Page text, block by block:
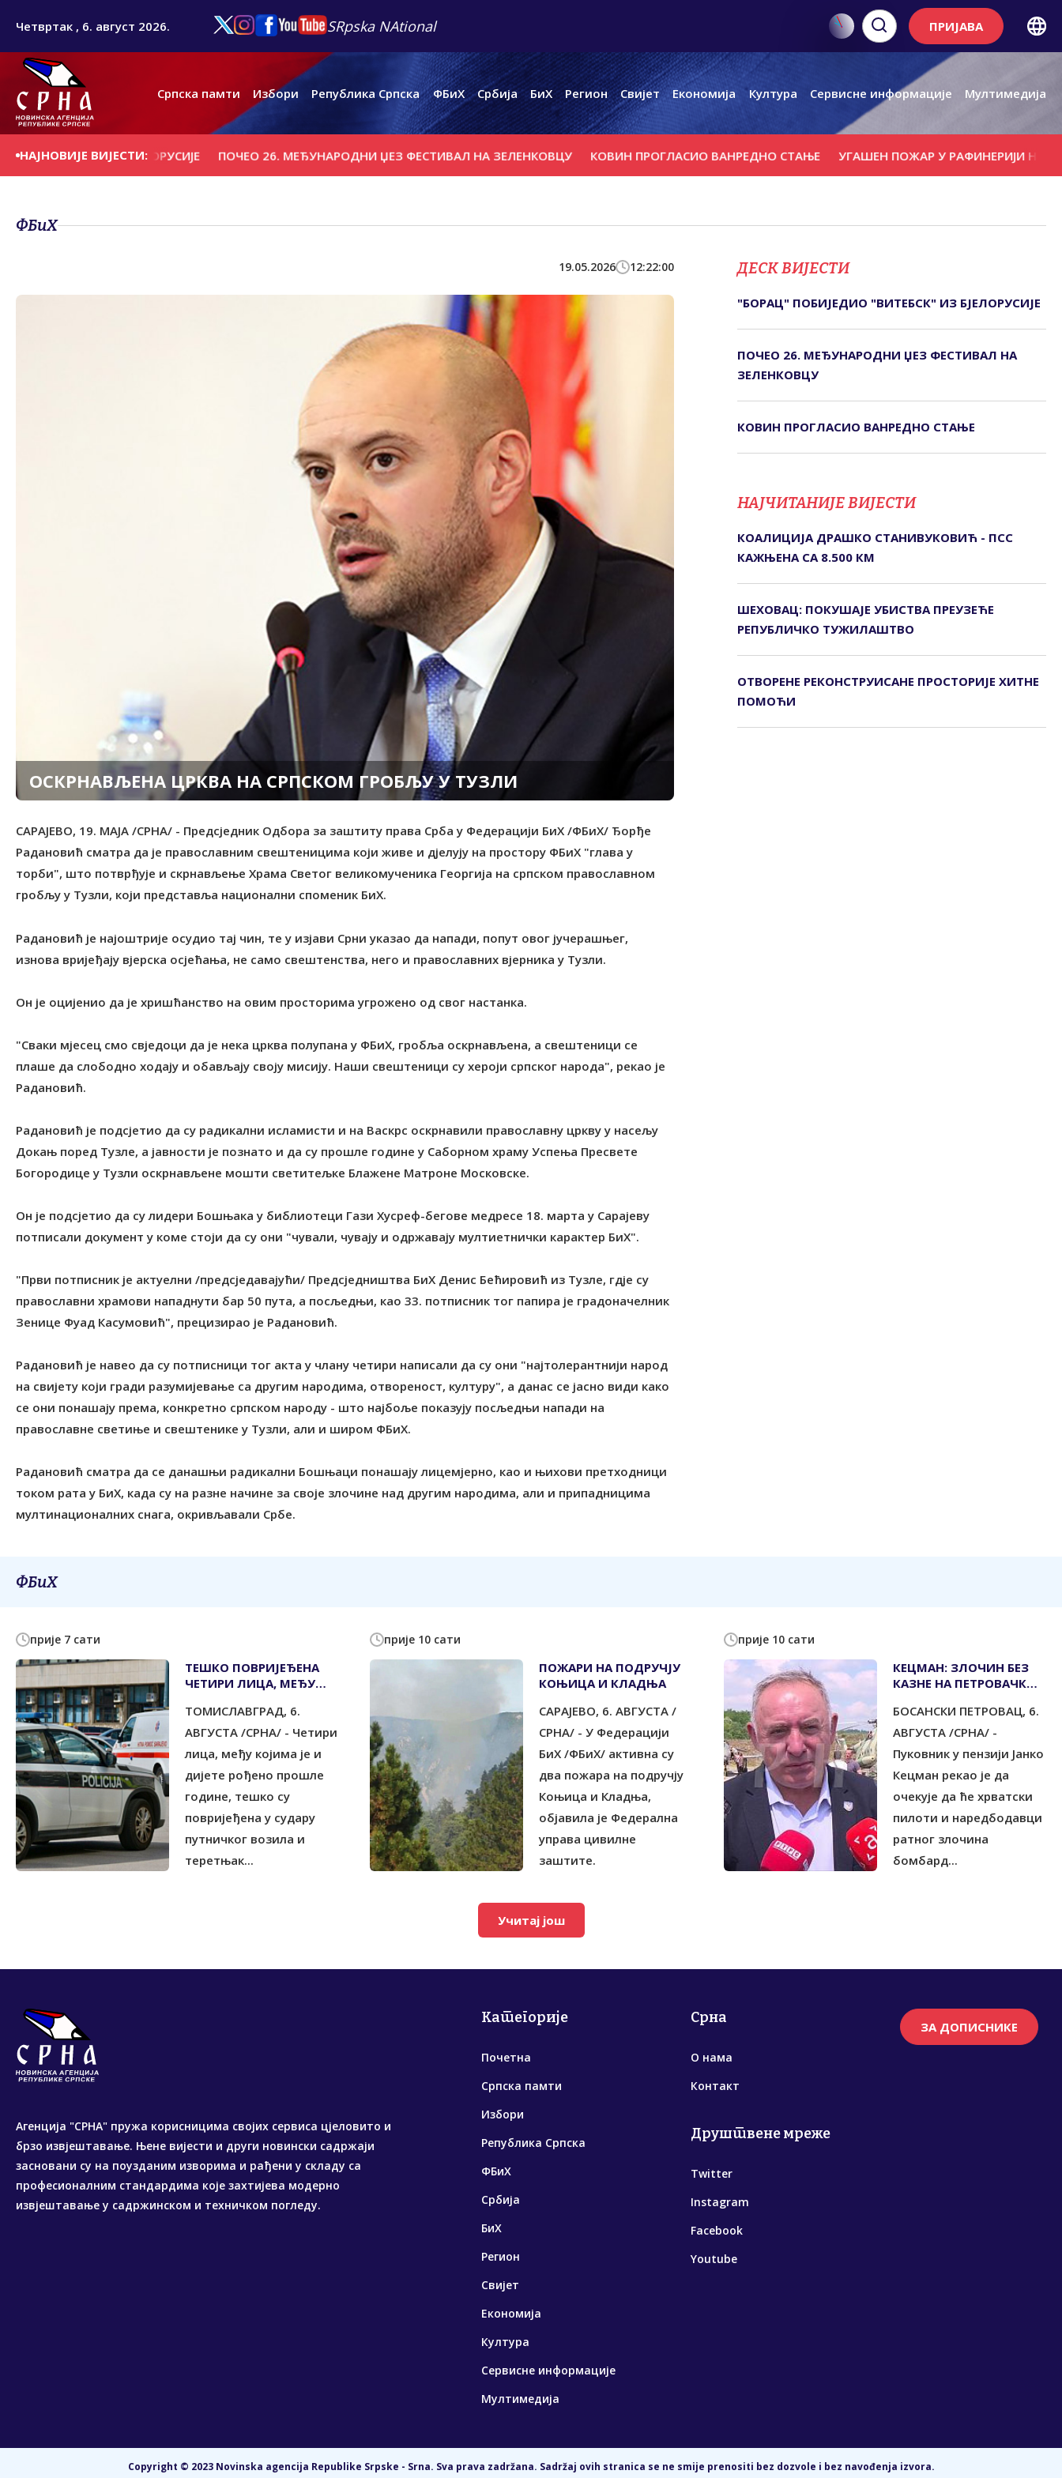
Четвртак , 6. август 2026. SRpska NAtional ПРИЈАВА
Српска памти Избори Република Српска ФБиХ Србија БиХ Регион Свијет Економија Култура Сервисне информације Мултимедија
НАЈНОВИЈЕ ВИЈЕСТИ:
ИЗ БЈЕЛОРУСИЈЕ ПОЧЕО 26. МЕЂУНАРОДНИ ЏЕЗ ФЕСТИВАЛ НА ЗЕЛЕНКОВЦУ КОВИН ПРОГЛАСИО ВАНРЕДНО СТАЊЕ УГАШЕН ПОЖАР У РАФИНЕРИЈИ НАФТЕ
ФБиХ
19.05.2026 12:22:00
ОСКРНАВЉЕНА ЦРКВА НА СРПСКОМ ГРОБЉУ У ТУЗЛИ
САРАЈЕВО, 19. МАЈА /СРНА/ - Предсједник Одбора за заштиту права Срба у Федерацији БиХ /ФБиХ/ Ђорђе
Радановић сматра да је православним свештеницима који живе и дјелују на простору ФБиХ "глава у
торби", што потврђује и скрнављење Храма Светог великомученика Георгија на српском православном
гробљу у Тузли, који представља национални споменик БиХ.
Радановић је најоштрије осудио тај чин, те у изјави Срни указао да напади, попут овог јучерашњег,
изнова вријеђају вјерска осјећања, не само свештенства, него и православних вјерника у Тузли.
Он је оцијенио да је хришћанство на овим просторима угрожено од свог настанка.
"Сваки мјесец смо свједоци да је нека црква полупана у ФБиХ, гробља оскрнављена, а свештеници се
плаше да слободно ходају и обављају своју мисију. Наши свештеници су хероји српског народа", рекао је
Радановић.
Радановић је подсјетио да су радикални исламисти и на Васкрс оскрнавили православну цркву у насељу
Докањ поред Тузле, а јавности је познато и да су прошле године у Саборном храму Успења Пресвете
Богородице у Тузли оскрнављене мошти светитељке Блажене Матроне Московске.
Он је подсјетио да су лидери Бошњака у библиотеци Гази Хусреф-бегове медресе 18. марта у Сарајеву
потписали документ у коме стоји да су они "чували, чувају и одржавају мултиетнички карактер БиХ".
"Први потписник је актуелни /предсједавајући/ Предсједништва БиХ Денис Бећировић из Тузле, гдје су
православни храмови нападнути бар 50 пута, а посљедњи, као 33. потписник тог папира је градоначелник
Зенице Фуад Касумовић", прецизирао је Радановић.
Радановић је навео да су потписници тог акта у члану четири написали да су они "најтолерантнији народ
на свијету који гради разумијевање са другим народима, отвореност, културу", а данас се јасно види како
се они понашају према, конкретно српском народу - што најбоље показују посљедњи напади на
православне светиње и свештенике у Тузли, али и широм ФБиХ.
Радановић сматра да се данашњи радикални Бошњаци понашају лицемјерно, као и њихови претходници
током рата у БиХ, када су на разне начине за своје злочине над другим народима, али и припадницима
мултинационалних снага, окривљавали Србе.
ДЕСК ВИЈЕСТИ
"БОРАЦ" ПОБИЈЕДИО "ВИТЕБСК" ИЗ БЈЕЛОРУСИЈЕ
ПОЧЕО 26. МЕЂУНАРОДНИ ЏЕЗ ФЕСТИВАЛ НА
ЗЕЛЕНКОВЦУ
КОВИН ПРОГЛАСИО ВАНРЕДНО СТАЊЕ
НАЈЧИТАНИЈЕ ВИЈЕСТИ
КОАЛИЦИЈА ДРАШКО СТАНИВУКОВИЋ - ПСС
КАЖЊЕНА СА 8.500 КМ
ШЕХОВАЦ: ПОКУШАЈЕ УБИСТВА ПРЕУЗЕЋЕ
РЕПУБЛИЧКО ТУЖИЛАШТВО
ОТВОРЕНЕ РЕКОНСТРУИСАНЕ ПРОСТОРИЈЕ ХИТНЕ
ПОМОЋИ
ФБиХ
прије 7 сати
ТЕШКО ПОВРИЈЕЂЕНА
ЧЕТИРИ ЛИЦА, МЕЂУ
ТОМИСЛАВГРАД, 6.
АВГУСТА /СРНА/ - Четири
лица, међу којима је и
дијете рођено прошле
године, тешко су
повријеђена у судару
путничког возила и
теретњак...
прије 10 сати
ПОЖАРИ НА ПОДРУЧЈУ
КОЊИЦА И КЛАДЊА
САРАЈЕВО, 6. АВГУСТА /
СРНА/ - У Федерацији
БиХ /ФБиХ/ активна су
два пожара на подручју
Коњица и Кладња,
објавила је Федерална
управа цивилне
заштите.
прије 10 сати
КЕЦМАН: ЗЛОЧИН БЕЗ
КАЗНЕ НА ПЕТРОВАЧКОЈ
НОВОГ ГРАДА
БОСАНСКИ ПЕТРОВАЦ, 6.
АВГУСТА /СРНА/ -
Пуковник у пензији Јанко
Кецман рекао је да
очекује да ће хрватски
пилоти и наредбодавци
ратног злочина
бомбард...
Учитај још
Агенција "СРНА" пружа корисницима својих сервиса цјеловито и
брзо извјештавање. Њене вијести и други новински садржаји
засновани су на поузданим изворима и рађени у складу са
професионалним стандардима које захтијева модерно
извјештавање у садржинском и техничком погледу.
Категорије
Почетна
Српска памти
Избори
Република Српска
ФБиХ
Србија
БиХ
Регион
Свијет
Економија
Култура
Сервисне информације
Мултимедија
Срна
О нама
Контакт
Друштвене мреже
Twitter
Instagram
Facebook
Youtube
ЗА ДОПИСНИКЕ
Copyright © 2023 Novinska agencija Republike Srpske - Srna. Sva prava zadržana. Sadržaj ovih stranica se ne smije prenositi bez dozvole i bez navođenja izvora.